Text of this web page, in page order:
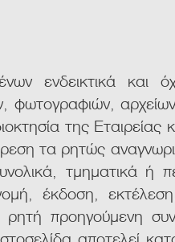
ενδεικτικά και
της Εταιρείας
τα ρητώς
τμηματικά ή
έκδοση,
προηγούμενη